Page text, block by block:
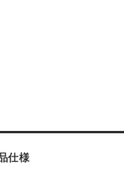
仕様